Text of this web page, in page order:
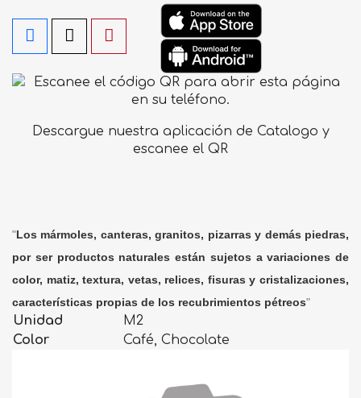
Descargue nuestra aplicación de Catalogo y
escanee el QR
"Los mármoles, canteras, granitos, pizarras y demás piedras,
por ser productos naturales están sujetos a variaciones de
color, matiz, textura, vetas, relices, fisuras y cristalizaciones,
características propias de los recubrimientos pétreos"
Unidad
M2
Color
Café, Chocolate